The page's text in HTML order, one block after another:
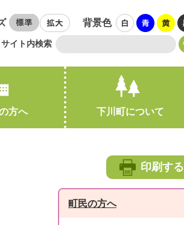
背景色
サイト内検索
方へ 下川町について
印刷する
町民の方へ